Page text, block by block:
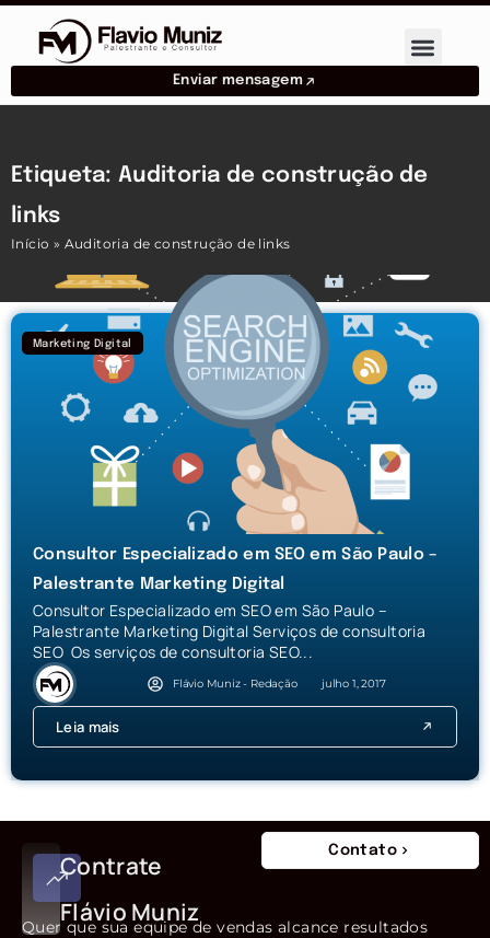
Enviar mensagem
Etiqueta: Auditoria de construção de
links
Início » Auditoria de construção de links
Marketing Digital
Consultor Especializado em SEO em São Paulo –
Palestrante Marketing Digital
Consultor Especializado em SEO em São Paulo –
Palestrante Marketing Digital Serviços de consultoria
SEO Os serviços de consultoria SEO...
Flávio Muniz - Redação julho 1, 2017
Leia mais
Contrate
Flávio Muniz
Contato
Quer que sua equipe de vendas alcance resultados